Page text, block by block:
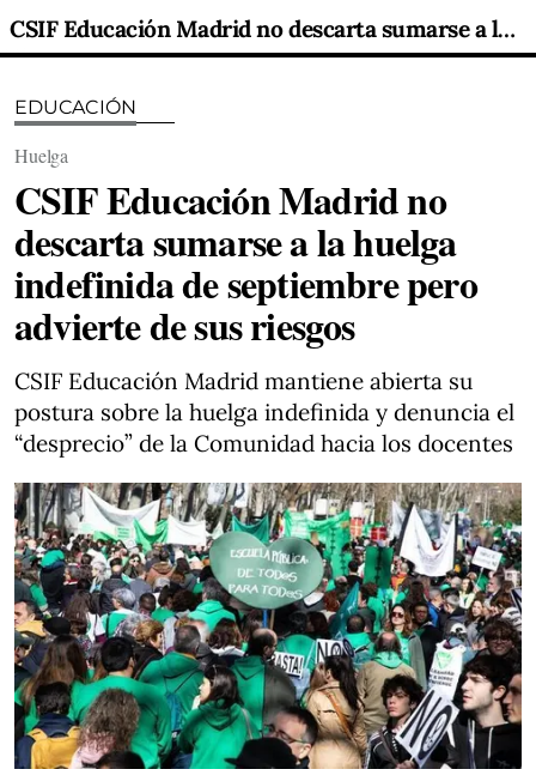
CSIF Educación Madrid no descarta sumarse a la huelga indefinida de septiembre pero advierte de sus riesgos
EDUCACIÓN
Huelga
CSIF Educación Madrid no
descarta sumarse a la huelga
indefinida de septiembre pero
advierte de sus riesgos
CSIF Educación Madrid mantiene abierta su
postura sobre la huelga indefinida y denuncia el
“desprecio” de la Comunidad hacia los docentes